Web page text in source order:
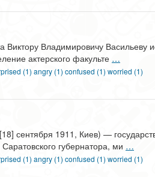
Владимировичу Васильеву
актерского факульте …
(1) angry (1) confused (1) worried (1)
сентября 1911, Киев) —
губернатора, ми …
(1) angry (1) confused (1) worried (1)